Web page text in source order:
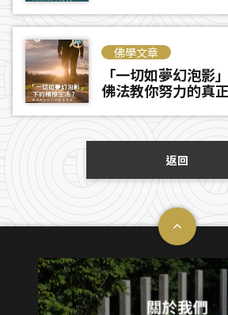
佛學文章
「一切如夢幻泡影
佛法教你努力的真
返回